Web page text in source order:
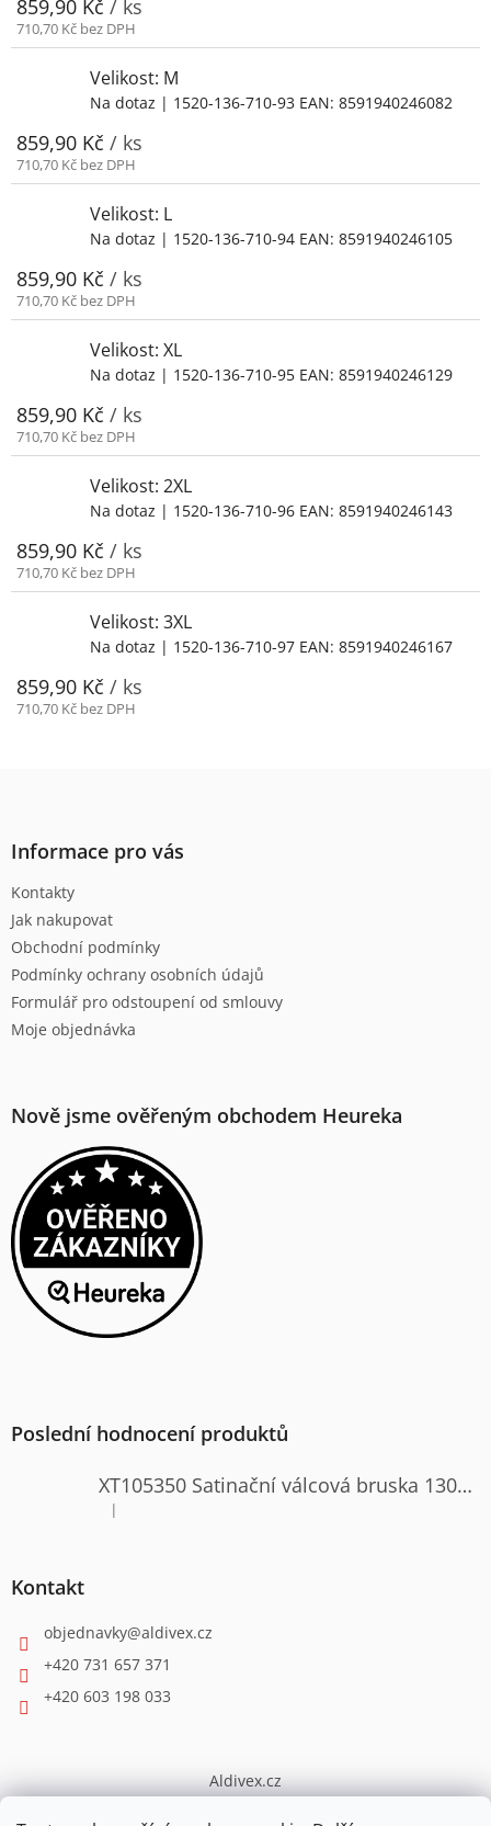
859,90 Kč / ks
710,70 Kč bez DPH
Velikost: M
Na dotaz | 1520-136-710-93 EAN: 8591940246082
859,90 Kč / ks
710,70 Kč bez DPH
Velikost: L
Na dotaz | 1520-136-710-94 EAN: 8591940246105
859,90 Kč / ks
710,70 Kč bez DPH
Velikost: XL
Na dotaz | 1520-136-710-95 EAN: 8591940246129
859,90 Kč / ks
710,70 Kč bez DPH
Velikost: 2XL
Na dotaz | 1520-136-710-96 EAN: 8591940246143
859,90 Kč / ks
710,70 Kč bez DPH
Velikost: 3XL
Na dotaz | 1520-136-710-97 EAN: 8591940246167
859,90 Kč / ks
710,70 Kč bez DPH
Informace pro vás
Kontakty
Jak nakupovat
Obchodní podmínky
Podmínky ochrany osobních údajů
Formulář pro odstoupení od smlouvy
Moje objednávka
Nově jsme ověřeným obchodem Heureka
Poslední hodnocení produktů
XT105350 Satinační válcová bruska 1300W
Hodnocení produktu je 4 z 5 hvězdiček.
|
Kontakt
objednavky@aldivex.cz
+420 731 657 371
+420 603 198 033
Aldivex.cz